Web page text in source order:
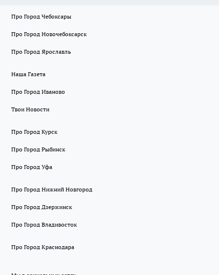
Про Город Чебоксары
Про Город Новочебоксарск
Про Город Ярославль
Наша Газета
Про Город Иваново
Твои Новости
Про Город Курск
Про Город Рыбинск
Про Город Уфа
Про Город Нижний Новгород
Про Город Дзержинск
Про Город Владивосток
Про Город Краснодара